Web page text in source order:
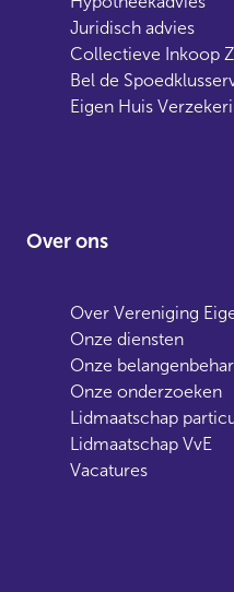
Juridisch advies
Collectieve Inkoop
Bel de
Eigen Huis
Over ons
Over Vereniging
Onze diensten
Onze
Onze onderzoeken
Lidmaatschap
Lidmaatschap VvE
Vacatures